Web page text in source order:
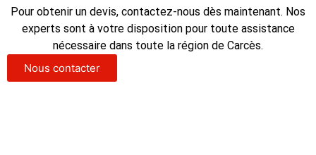
Pour obtenir un devis, contactez-nous dès maintenant. Nos
experts sont à votre disposition pour toute assistance
nécessaire dans toute la région de Carcès.
Nous contacter